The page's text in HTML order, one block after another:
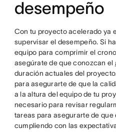
desempeño
Con tu proyecto acelerado ya
supervisar el desempeño. Si
equipo para comprimir el
asegúrate de que conozcan el
duración actuales del
para asegurarte de que la
a la altura del equipo de tu
necesario para revisar
tareas para asegurarte de que
cumpliendo con las